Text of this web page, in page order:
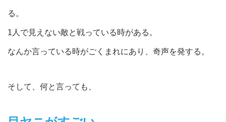
る。
1人で見えない敵と戦っている時がある。
なんか言っている時がごくまれにあり、奇声を発する。
そして、何と言っても、